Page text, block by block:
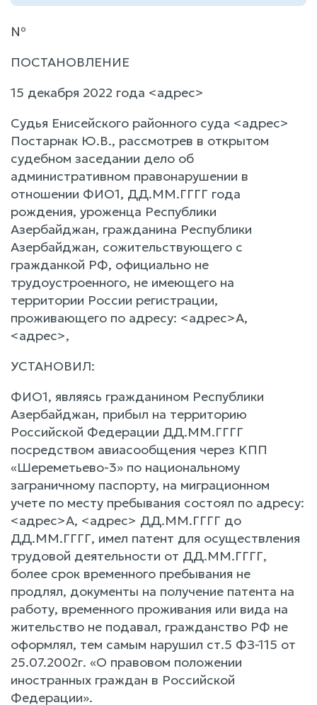
№
ПОСТАНОВЛЕНИЕ
15 декабря 2022 года <адрес>
Судья Енисейского районного суда <адрес>
Постарнак Ю.В., рассмотрев в открытом
судебном заседании дело об
административном правонарушении в
отношении ФИО1, ДД.ММ.ГГГГ года
рождения, уроженца Республики
Азербайджан, гражданина Республики
Азербайджан, сожительствующего с
гражданкой РФ, официально не
трудоустроенного, не имеющего на
территории России регистрации,
проживающего по адресу: <адрес>А,
<адрес>,
УСТАНОВИЛ:
ФИО1, являясь гражданином Республики
Азербайджан, прибыл на территорию
Российской Федерации ДД.ММ.ГГГГ
посредством авиасообщения через КПП
«Шереметьево-3» по национальному
заграничному паспорту, на миграционном
учете по месту пребывания состоял по адресу:
<адрес>А, <адрес> ДД.ММ.ГГГГ до
ДД.ММ.ГГГГ, имел патент для осуществления
трудовой деятельности от ДД.ММ.ГГГГ,
более срок временного пребывания не
продлял, документы на получение патента на
работу, временного проживания или вида на
жительство не подавал, гражданство РФ не
оформлял, тем самым нарушил ст.5 ФЗ-115 от
25.07.2002г. «О правовом положении
иностранных граждан в Российской
Федерации».